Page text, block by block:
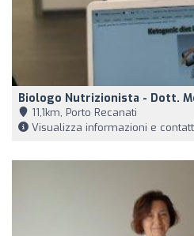
Biologo Nutrizionista - Dott.
11,1km, Porto Recanati
Visualizza informazioni e